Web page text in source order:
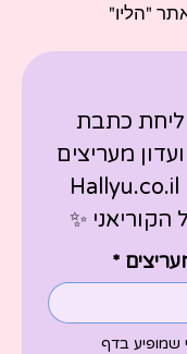
"הליו"
הקוריאני ✨
*